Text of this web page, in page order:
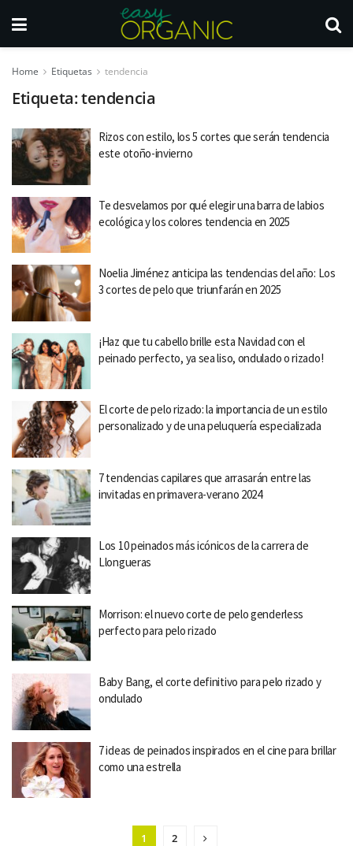
Home Etiquetas tendencia
Etiqueta:tendencia
Rizos con estilo, los 5 cortes que serán tendencia
este otoño-invierno
Te desvelamos por qué elegir una barra de labios
ecológica y los colores tendencia en 2025
Noelia Jiménez anticipa las tendencias del año: Los
3 cortes de pelo que triunfarán en 2025
¡Haz que tu cabello brille esta Navidad con el
peinado perfecto, ya sea liso, ondulado o rizado!
El corte de pelo rizado: la importancia de un estilo
personalizado y de una peluquería especializada
7 tendencias capilares que arrasarán entre las
invitadas en primavera-verano 2024
Los 10 peinados más icónicos de la carrera de
Llongueras
Morrison: el nuevo corte de pelo genderless
perfecto para pelo rizado
Baby Bang, el corte definitivo para pelo rizado y
ondulado
7 ideas de peinados inspirados en el cine para brillar
como una estrella
1 2